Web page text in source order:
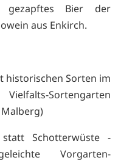
gezapftes Bier der
aus Enkirch.
historischen Sorten im
Sortengarten
statt Schotterwüste -
Vorgarten-